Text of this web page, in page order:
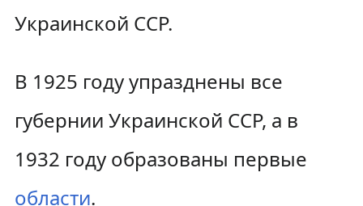
Украинской ССР.
В 1925 году упразднены все
губернии Украинской ССР, а в
1932 году образованы первые
области.